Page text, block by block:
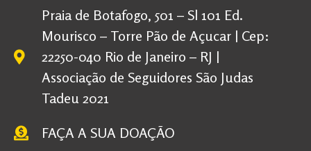
Praia de Botafogo, 501 – Sl 101 Ed.
Mourisco – Torre Pão de Açucar | Cep:
22250-040 Rio de Janeiro – RJ |
Associação de Seguidores São Judas
Tadeu 2021
FAÇA A SUA DOAÇÃO